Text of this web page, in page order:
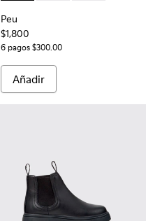
Peu
$1,800
6 pagos $300.00
Añadir